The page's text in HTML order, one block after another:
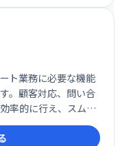
ト業務に必要な機能
。顧客対応、問い合
率的に行え、スムー
現します。導入コス
す。